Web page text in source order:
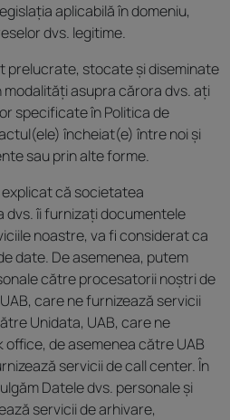
aplicabilă în domeniu,
dvs. legitime.
prelucrate, stocate și diseminate
asupra cărora dvs. ați
specificate în Politica de
încheiat(e) între noi și
sau prin alte forme.
că societatea
îi furnizați documentele
noastre, va fi considerat ca
date. De asemenea, putem
către procesatorii noștri de
care ne furnizează servicii
Unidata, UAB, care ne
de asemenea către UAB
servicii de call center. În
Datele dvs. personale și
servicii de arhivare,